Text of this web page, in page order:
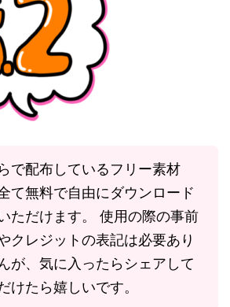
で配布しているフリー素材
て無料で自由にダウンロード
ただけます。 使用の際の事前
クレジットの表記は必要あり
が、気に入ったらシェアして
けたら嬉しいです。